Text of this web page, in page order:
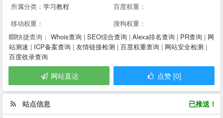
所属分类： 学习教程
百度权重：
移动权重：
搜狗权重：
快捷查询： Whois查询 | SEO综合查询 | Alexa排名查询 | PR查询 | 网
站测速 | ICP备案查询 | 友情链接检测 | 百度权重查询 | 网站安全检测 |
百度收录查询
网站直达 点赞 [0]
站点信息 已推送！